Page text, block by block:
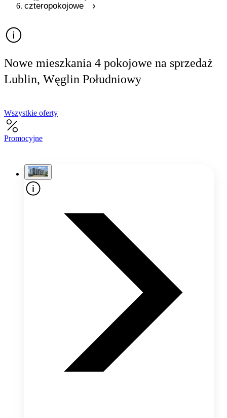
czteropokojowe
Nowe mieszkania 4 pokojowe na sprzedaż
Lublin, Węglin Południowy
Wszystkie oferty
Promocyjne